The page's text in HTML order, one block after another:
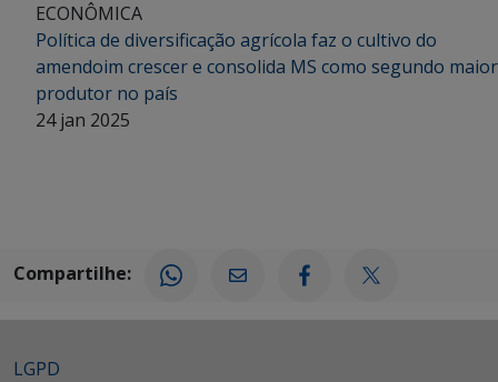
ECONÔMICA
Política de diversificação agrícola faz o cultivo do
amendoim crescer e consolida MS como segundo maior
produtor no país
24 jan 2025
Compartilhe:
LGPD